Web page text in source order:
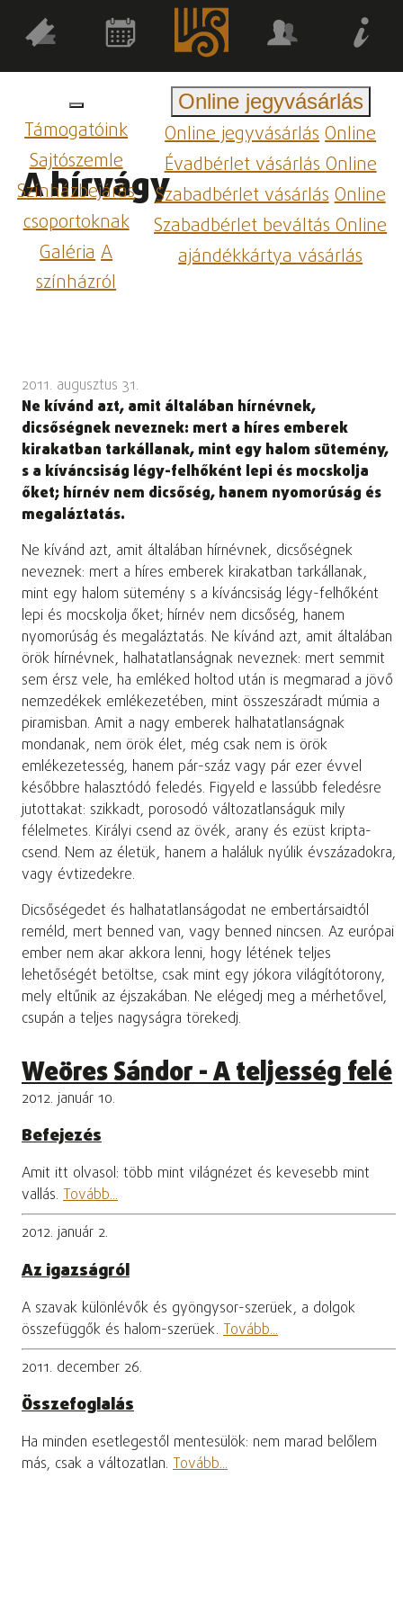
Támogatóink
Sajtószemle
Színházbejárás
csoportoknak
GalériaA
színházról
Online jegyvásárlás
Online jegyvásárlásOnline
Évadbérlet vásárlásOnline
Szabadbérlet vásárlásOnline
Szabadbérlet beváltásOnline
ajándékkártya vásárlás
A hírvágy
2011. augusztus 31.
Ne kívánd azt, amit általában hírnévnek,
dicsőségnek neveznek: mert a híres emberek
kirakatban tarkállanak, mint egy halom sütemény,
s a kíváncsiság légy-felhőként lepi és mocskolja
őket; hírnév nem dicsőség, hanem nyomorúság és
megaláztatás.
Ne kívánd azt, amit általában hírnévnek, dicsőségnek
neveznek: mert a híres emberek kirakatban tarkállanak,
mint egy halom sütemény s a kíváncsiság légy-felhőként
lepi és mocskolja őket; hírnév nem dicsőség, hanem
nyomorúság és megaláztatás. Ne kívánd azt, amit általában
örök hírnévnek, halhatatlanságnak neveznek: mert semmit
sem érsz vele, ha emléked holtod után is megmarad a jövő
nemzedékek emlékezetében, mint összeszáradt múmia a
piramisban. Amit a nagy emberek halhatatlanságnak
mondanak, nem örök élet, még csak nem is örök
emlékezetesség, hanem pár-száz vagy pár ezer évvel
későbbre halasztódó feledés. Figyeld e lassúbb feledésre
jutottakat: szikkadt, porosodó változatlanságuk mily
félelmetes. Királyi csend az övék, arany és ezüst kripta-
csend. Nem az életük, hanem a haláluk nyúlik évszázadokra,
vagy évtizedekre.
Dicsőségedet és halhatatlanságodat ne embertársaidtól
reméld, mert benned van, vagy benned nincsen. Az európai
ember nem akar akkora lenni, hogy létének teljes
lehetőségét betöltse, csak mint egy jókora világítótorony,
mely eltűnik az éjszakában. Ne elégedj meg a mérhetővel,
csupán a teljes nagyságra törekedj.
Weöres Sándor - A teljesség felé
2012. január 10.
Befejezés
Amit itt olvasol: több mint világnézet és kevesebb mint
vallás. Tovább...
2012. január 2.
Az igazságról
A szavak különlévők és gyöngysor-szerüek, a dolgok
összefüggők és halom-szerüek. Tovább...
2011. december 26.
Összefoglalás
Ha minden esetlegestől mentesülök: nem marad belőlem
más, csak a változatlan. Tovább...